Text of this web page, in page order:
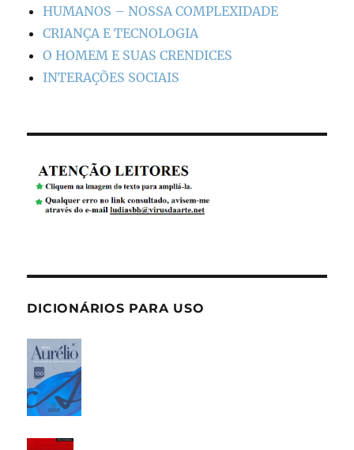
HUMANOS – NOSSA COMPLEXIDADE
CRIANÇA E TECNOLOGIA
O HOMEM E SUAS CRENDICES
INTERAÇÕES SOCIAIS
DICIONÁRIOS PARA USO